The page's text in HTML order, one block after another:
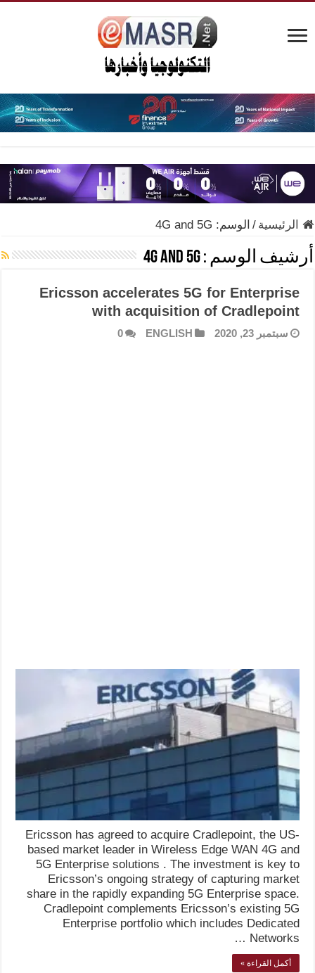
الرئيسية / الوسم: 4G and 5G
أرشيف الوسم :4G and 5G
Ericsson accelerates 5G for Enterprise
with acquisition of Cradlepoint
سبتمبر 23, 2020 ENGLISH
0
Ericsson has agreed to acquire Cradlepoint, the US-
based market leader in Wireless Edge WAN 4G and
5G Enterprise solutions . The investment is key to
Ericsson’s ongoing strategy of capturing market
share in the rapidly expanding 5G Enterprise space.
Cradlepoint complements Ericsson’s existing 5G
Enterprise portfolio which includes Dedicated
Networks …
أكمل القراءة »